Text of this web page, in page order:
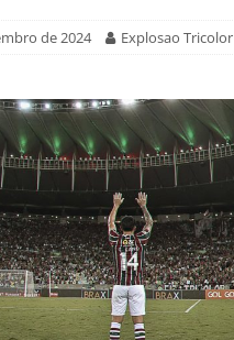
de 2024 Explosao Tricolor